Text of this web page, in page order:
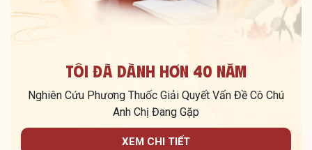
Tôi Đã Dành Hơn 40 Năm
Nghiên Cứu Phương Thuốc Giải Quyết Vấn Đề Cô Chú
Anh Chị Đang Gặp
XEM CHI TIẾT